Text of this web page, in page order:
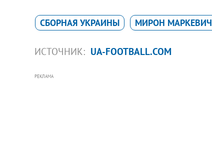
СБОРНАЯ УКРАИНЫ МИРОН МАРКЕВИЧ
ИСТОЧНИК: UA-FOOTBALL.COM
РЕКЛАМА